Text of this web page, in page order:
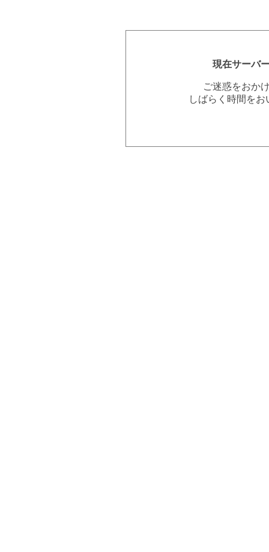
現在サーバ
ご迷惑をおか
しばらく時間を